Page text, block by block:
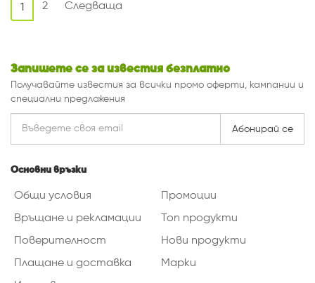
1 2 Следваща
Запишете се за известия безплатно
Получавайте известия за всички промо оферти, кампании и
специални предложения
Абонирай се
Основни връзки
Общи условия
Връщане и рекламации
Поверителност
Плащане и доставка
Промоции
Топ продукти
Нови продукти
Марки